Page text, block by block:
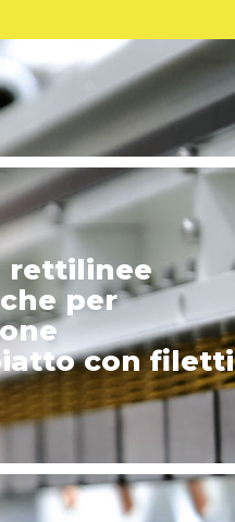
rettilinee
per
con filetti